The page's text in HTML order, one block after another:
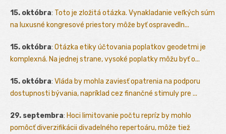
15. októbra: Toto je zložitá otázka. Vynakladanie veľkých súm
na luxusné kongresové priestory môže byť ospravedln...
15. októbra: Otázka etiky účtovania poplatkov geodetmi je
komplexná. Na jednej strane, vysoké poplatky môžu byť o...
15. októbra: Vláda by mohla zaviesť opatrenia na podporu
dostupnosti bývania, napríklad cez finančné stimuly pre ...
29. septembra: Hoci limitovanie počtu repríz by mohlo
pomôcť diverzifikácii divadelného repertoáru, môže tiež